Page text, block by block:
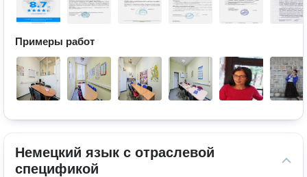
Примеры работ
Немецкий язык с отраслевой
спецификой